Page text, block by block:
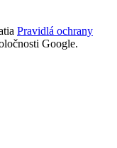
Pravidlá ochrany
Google.